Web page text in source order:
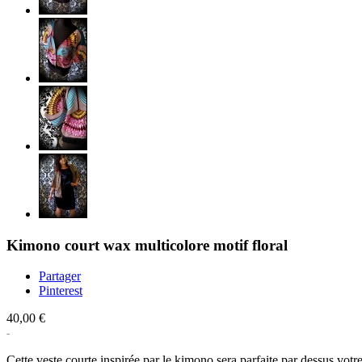
Kimono court wax multicolore motif floral
Partager
Pinterest
40,00 €